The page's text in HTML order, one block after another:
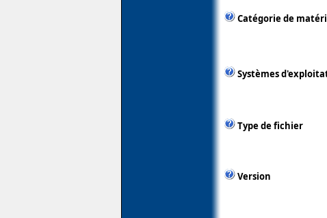
Catégorie de
Systèmes
Type de fichier
Version